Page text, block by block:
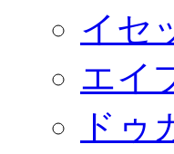
イセ
エイ
ドゥ